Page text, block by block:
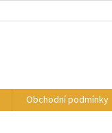
Obchodní podmínky